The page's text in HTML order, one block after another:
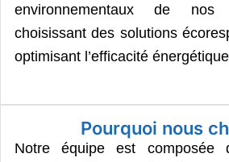
environnementaux de nos
choisissant des solutions
optimisant l’efficacité
Pourquoi nous
Notre équipe est composée